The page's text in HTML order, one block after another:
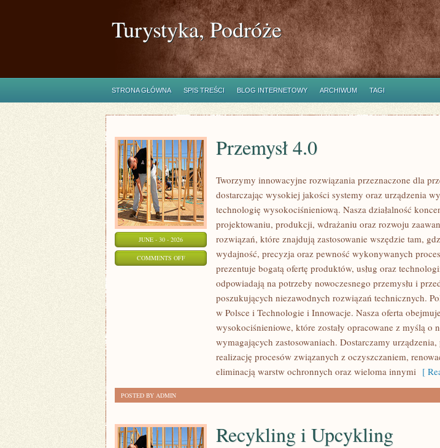
Turystyka, Podróże
STRONA GŁÓWNA SPIS TREŚCI BLOG INTERNETOWY ARCHIWUM TAGI
JUNE - 30 - 2026
COMMENTS OFFON
PRZEMYSŁ
Przemysł 4.0
Tworzymy innowacyjne rozwiązania przeznaczone dla
dostarczając wysokiej jakości systemy oraz urządzenia
technologię wysokociśnieniową. Nasza działalność
projektowaniu, produkcji, wdrażaniu oraz rozwoju
rozwiązań, które znajdują zastosowanie wszędzie tam,
wydajność, precyzja oraz pewność wykonywanych
prezentuje bogatą ofertę produktów, usług oraz
odpowiadają na potrzeby nowoczesnego przemysłu i
poszukujących niezawodnych rozwiązań technicznych.
w Polsce i Technologie i Innowacje. Nasza oferta
wysokociśnieniowe, które zostały opracowane z myślą o
wymagających zastosowaniach. Dostarczamy
realizację procesów związanych z oczyszczaniem,
eliminacją warstw ochronnych oraz wieloma innymi [
POSTED BY ADMIN
Recykling i Upcykling